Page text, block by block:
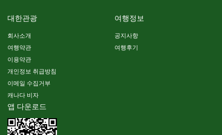
대한관광
회사소개
여행약관
이용약관
개인정보 취급방침
이메일 수집거부
캐나다 비자
여행정보
공지사항
여행후기
앱 다운로드